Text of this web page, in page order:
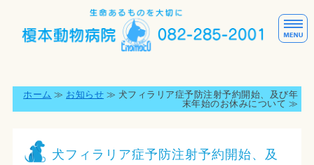
犬
ホーム
よくあるご質問
ホーム ≫ お知らせ ≫ 犬フィラリア症予防注射予約開始、及び年
末年始のお休みについて ≫
犬フィラリア症予防注射予約開始、及